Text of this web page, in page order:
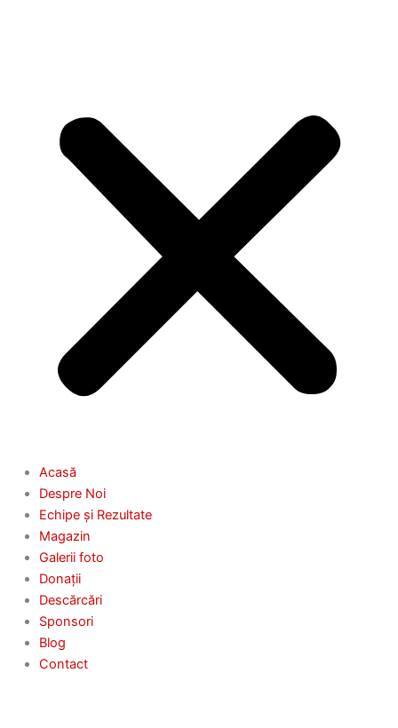
Acasă
Despre Noi
Echipe și Rezultate
Magazin
Galerii foto
Donații
Descărcări
Sponsori
Blog
Contact